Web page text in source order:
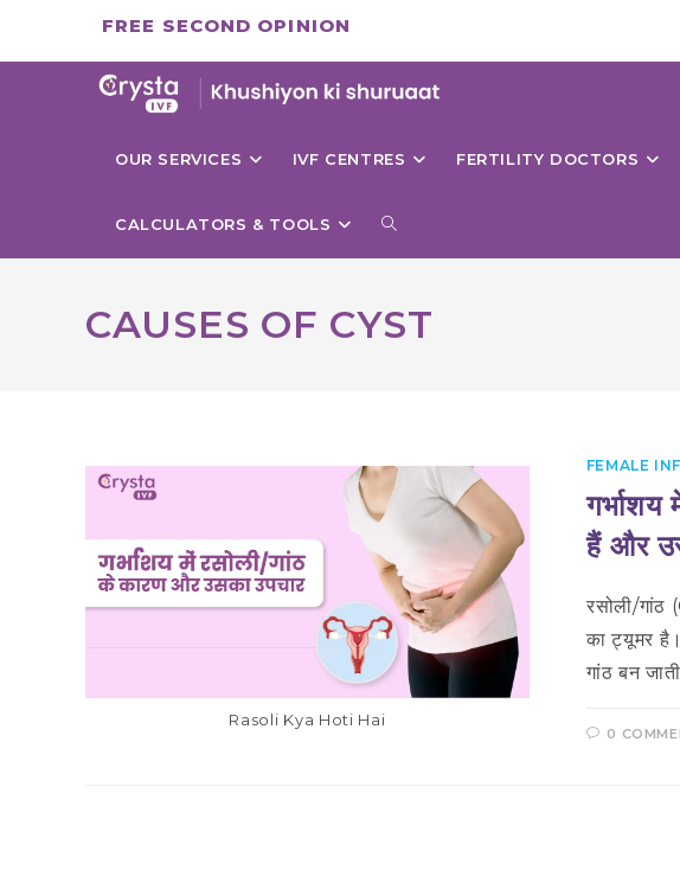
FREE SECOND OPINION
OUR SERVICES IVF CENTRES FERTILITY DOCTORS
CALCULATORS & TOOLS TOGGLE
CAUSES OF CYST
Rasoli Kya Hoti Hai
FEMALE
हैं और
रसोली/गांठ
का ट्यूमर
गांठ बन
0